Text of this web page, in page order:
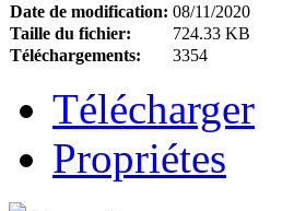
Date de modification: 08/11/2020
Taille du fichier:
724.33 KB
Téléchargements:
3354
Télécharger
Propriétes